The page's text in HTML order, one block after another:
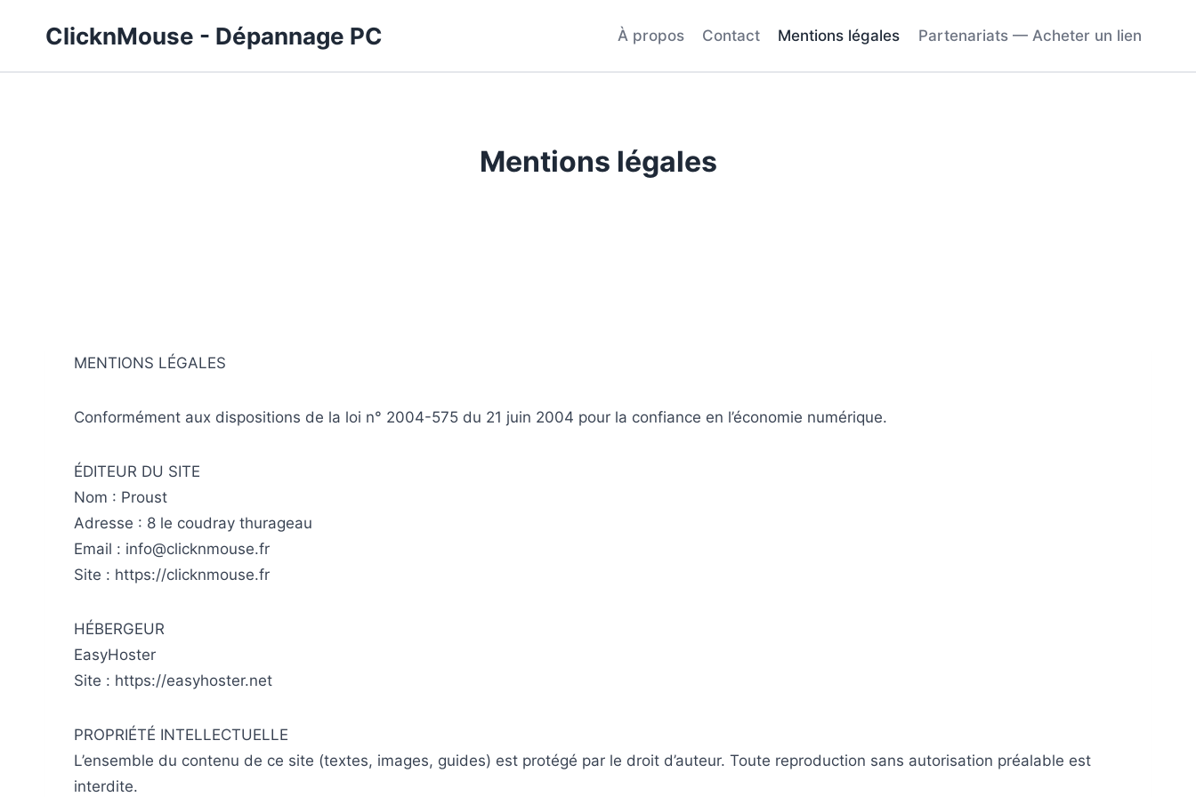
ClicknMouse - Dépannage PC À propos Contact Mentions légales Partenariats — Acheter un lien
Mentions légales
MENTIONS LÉGALES
Conformément aux dispositions de la loi n° 2004-575 du 21 juin 2004 pour la confiance en l’économie numérique.
ÉDITEUR DU SITE
Nom : Proust
Adresse : 8 le coudray thurageau
Email : info@clicknmouse.fr
Site : https://clicknmouse.fr
HÉBERGEUR
EasyHoster
Site : https://easyhoster.net
PROPRIÉTÉ INTELLECTUELLE
L’ensemble du contenu de ce site (textes, images, guides) est protégé par le droit d’auteur. Toute reproduction sans autorisation préalable est
interdite.